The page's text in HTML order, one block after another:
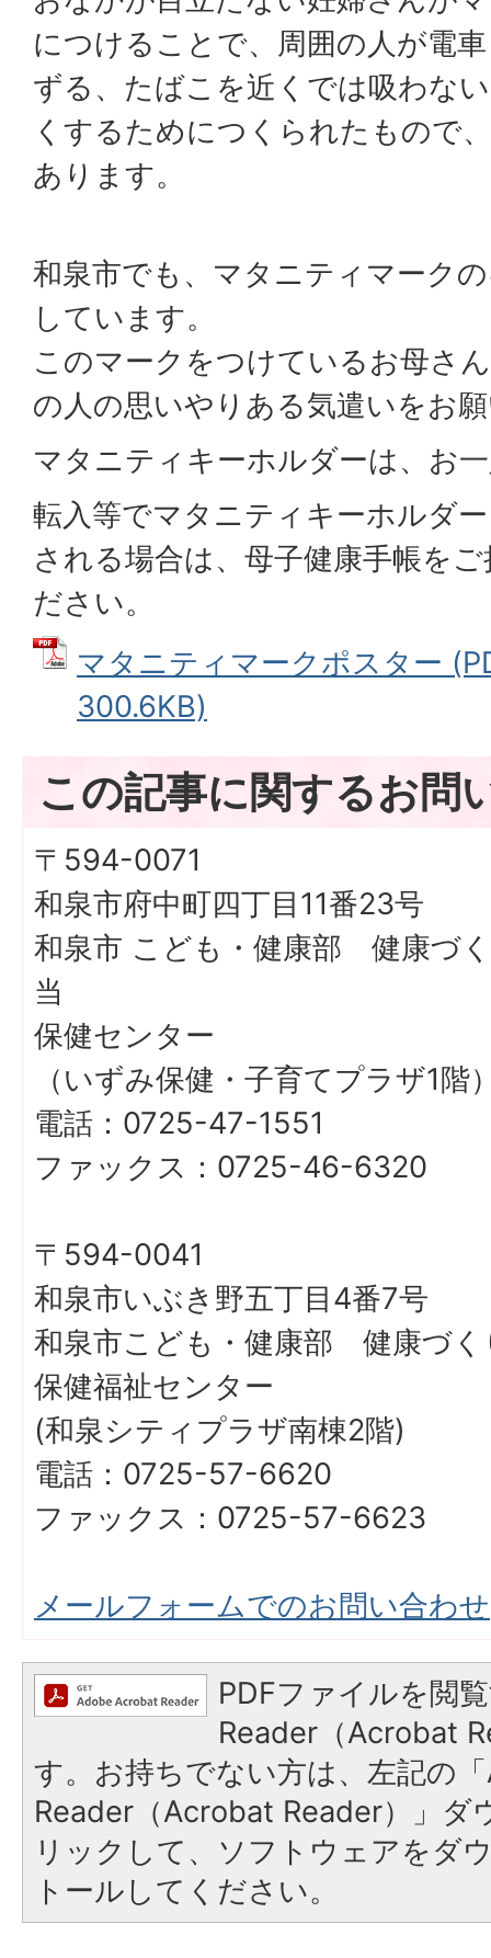
につけることで、周囲の人が電
ずる、たばこを近くでは吸わな
くするためにつくられたもので
あります。
和泉市でも、マタニティマーク
しています。
このマークをつけているお母さ
の人の思いやりある気遣いをお
マタニティキーホルダーは、お
転入等でマタニティキーホルダ
される場合は、母子健康手帳を
ださい。
マタニティマークポスター
300.6KB)
この記事に関するお問
〒594-0071
和泉市府中町四丁目11番23号
和泉市 こども・健康部 健康づ
当
保健センター
（いずみ保健・子育てプラザ1階
電話：0725-47-1551
ファックス：0725-46-6320
〒594-0041
和泉市いぶき野五丁目4番7号
和泉市こども・健康部 健康づく
保健福祉センター
(和泉シティプラザ南棟2階)
電話：0725-57-6620
ファックス：0725-57-6623
メールフォームでのお問い合わせ
PDFファイルを閲
Reader（Acrobat
す。お持ちでない方は、左記の
Reader（Acrobat Reader）」ダ
リックして、ソフトウェアをダ
トールしてください。